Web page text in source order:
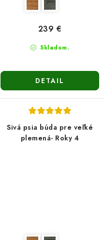
Skladom.
239 €
DETAIL
Sivá psia búda pre veľké
plemená- Roky 4